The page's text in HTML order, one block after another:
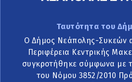
Ταυτότητα του
Ο Δήμος Νεάπολης-Συκεών
Περιφέρεια Κεντρικής
συγκροτήθηκε σύμφωνα με
του Νόμου 3852/2010